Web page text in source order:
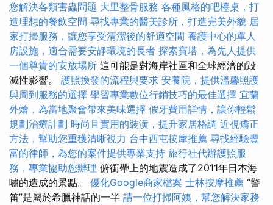
您解決各類害蟲問題 大里整骨服務 各種風格的吧檯桌，打
造理想的餐飲空間 尋找專業的醫美診所，打造完美外貌 居
家打掃服務，讓您享受清潔後的舒適空間 養護中心的單人
房設施，適合需要安靜環境的長者 探索寶塔，為先人提供
一個尊貴的安放場所 這可能是對海岸社區和全球經濟的毀
滅性影響。 護照換發的流程與要求 安養院，提供溫馨照護
與周到服務的選擇 學習專業數位行銷技巧的最佳選擇 宜蘭
外燴，為當地聚會帶來美味選擇 假牙費用詳情，讓你輕鬆
規劃治療計劃 時尚且實用的裝潢，提升家居格調 近視矯正
方法，幫助您重獲清晰視力 台中西屯按摩推薦 尋找經驗豐
富的律師，為您的案件提供專業支持 旅行社代辦護照服
務，專業協助您辦理 俯衝帶上的地震造成了2011年日本海
嘯的造成的景點。 優化Google商家檔案 士林按摩推薦 “警
笛”是屬於希臘神話的一半 請一位打掃阿姨，幫您解決家務